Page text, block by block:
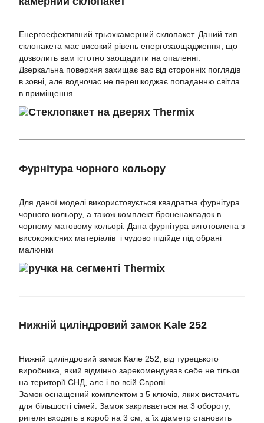
Енергоефективний трьохкамерний склопакет. Даний тип
склопакета має високий рівень енергозаощадження, що
дозволить вам істотно заощадити на опаленні.
Дзеркальна поверхня захищає вас від сторонніх поглядів
в зовні, але водночас не перешкоджає попаданню світла
в приміщення
Фурнітура чорного кольору
Для даної моделі використовується квадратна фурнітура
чорного кольору, а також комплект броненакладок в
чорному матовому кольорі. Дана фурнітура виготовлена з
високоякісних матеріалів і чудово підійде під обрані
малюнки
Нижній циліндровий замок Kale 252
Нижній циліндровий замок Кале 252, від турецького
виробника, який відмінно зарекомендував себе не тільки
на території СНД, але і по всій Європі.
Замок оснащений комплектом з 5 ключів, яких вистачить
для більшості сімей. Замок закривається на 3 обороту,
ригеля входять в короб на 3 см, а їх діаметр становить